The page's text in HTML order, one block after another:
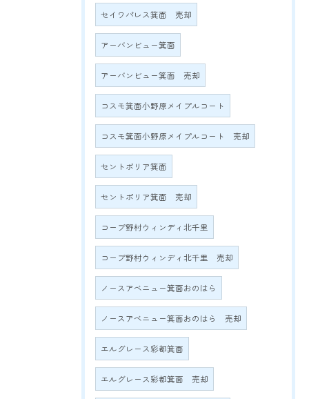
セイワパレス箕面 売却
アーバンビュー箕面
アーバンビュー箕面 売却
コスモ箕面小野原メイプルコート
コスモ箕面小野原メイプルコート 売却
セントポリア箕面
セントポリア箕面 売却
コープ野村ウィンディ北千里
コープ野村ウィンディ北千里 売却
ノースアベニュー箕面おのはら
ノースアベニュー箕面おのはら 売却
エルグレース彩都箕面
エルグレース彩都箕面 売却